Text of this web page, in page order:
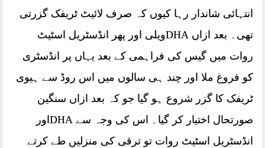
انتہائی شاندار رہا کیوں کہ صرف لائیٹ ٹریفک گزرتی
تھی۔ بعد ازاں
DHAویلی اور پھر انڈسٹریل اسٹیٹ
روات میں گیس کی فراہمی کے بعد یہاں پر انڈسٹری
کو فروغ ملا اور چند ہی سالوں میں اس روڈ سے ہیوی
ٹریفک کا گزر شروع ہو گیا جو کہ بعد ازاں سنگین
صورتحال اختیار کر گیا۔ اس کی وجہ سے DHAاور
انڈسٹریل اسٹیٹ روات تو ترقی کی منزلیں طے کرتے